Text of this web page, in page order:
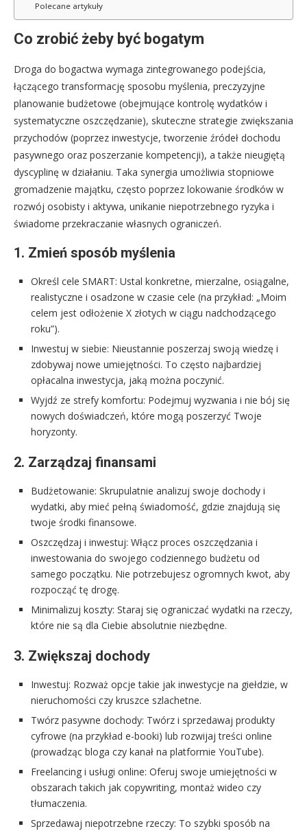
Polecane artykuły
Co zrobić żeby być bogatym
Droga do bogactwa wymaga zintegrowanego podejścia,
łączącego transformację sposobu myślenia, preczyzyjne
planowanie budżetowe (obejmujące kontrolę wydatków i
systematyczne oszczędzanie), skuteczne strategie zwiększania
przychodów (poprzez inwestycje, tworzenie źródeł dochodu
pasywnego oraz poszerzanie kompetencji), a także nieugiętą
dyscyplinę w działaniu. Taka synergia umożliwia stopniowe
gromadzenie majątku, często poprzez lokowanie środków w
rozwój osobisty i aktywa, unikanie niepotrzebnego ryzyka i
świadome przekraczanie własnych ograniczeń.
1. Zmień sposób myślenia
Określ cele SMART: Ustal konkretne, mierzalne, osiągalne,
realistyczne i osadzone w czasie cele (na przykład: „Moim
celem jest odłożenie X złotych w ciągu nadchodzącego
roku”).
Inwestuj w siebie: Nieustannie poszerzaj swoją wiedzę i
zdobywaj nowe umiejętności. To często najbardziej
opłacalna inwestycja, jaką można poczynić.
Wyjdź ze strefy komfortu: Podejmuj wyzwania i nie bój się
nowych doświadczeń, które mogą poszerzyć Twoje
horyzonty.
2. Zarządzaj finansami
Budżetowanie: Skrupulatnie analizuj swoje dochody i
wydatki, aby mieć pełną świadomość, gdzie znajdują się
twoje środki finansowe.
Oszczędzaj i inwestuj: Włącz proces oszczędzania i
inwestowania do swojego codziennego budżetu od
samego początku. Nie potrzebujesz ogromnych kwot, aby
rozpocząć tę drogę.
Minimalizuj koszty: Staraj się ograniczać wydatki na rzeczy,
które nie są dla Ciebie absolutnie niezbędne.
3. Zwiększaj dochody
Inwestuj: Rozważ opcje takie jak inwestycje na giełdzie, w
nieruchomości czy kruszce szlachetne.
Twórz pasywne dochody: Twórz i sprzedawaj produkty
cyfrowe (na przykład e-booki) lub rozwijaj treści online
(prowadząc bloga czy kanał na platformie YouTube).
Freelancing i usługi online: Oferuj swoje umiejętności w
obszarach takich jak copywriting, montaż wideo czy
tłumaczenia.
Sprzedawaj niepotrzebne rzeczy: To szybki sposób na